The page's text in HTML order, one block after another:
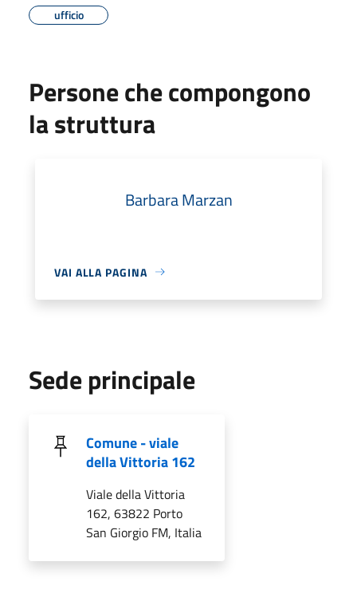
ufficio
Persone che compongono
la struttura
Barbara Marzan
VAI ALLA PAGINA
Sede principale
Comune - viale
della Vittoria 162
Viale della Vittoria
162, 63822 Porto
San Giorgio FM, Italia